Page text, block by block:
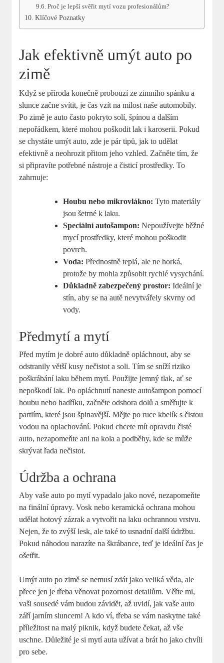
Proč je lepší svěřit mytí vozu profesionálům?
Klíčové Poznatky
Jak efektivně umýt auto po
zimě
Když se příroda konečně probouzí ze zimního spánku a
slunce začne svítit, je čas vzít na milost naše automobily.
Po zimě je auto často pokryto solí, špínou a dalším
nepořádkem, které mohou poškodit lak i karoserii. Pokud
se chystáte umýt auto, zde je pár tipů, jak to udělat
efektivně a neohrozit přitom jeho vzhled. Začněte tím, že
si připravíte potřebné nástroje a čisticí prostředky. To
zahrnuje:
Houbu nebo mikrovlákno: Tyto materiály
jsou šetrné k laku.
Speciální autošampon: Nepoužívejte běžné
mycí prostředky, které mohou poškodit
povrch.
Voda: Přednostně teplá, ale ne horká,
protože by mohla způsobit rychlé vysychání.
Důkladně zabezpečený prostor: Ideální je
stín, aby se na autě nevytvářely skvrny od
vody.
Předmytí a mytí
Před mytím je dobré auto důkladně opláchnout, aby se
odstranily větší kusy nečistot a soli. Tím se sníží riziko
poškrábání laku během mytí. Použijte jemný tlak, ať se
nepoškodí lak. Po opláchnutí naneste autošampon pomocí
houbu nebo hadříku, začněte odshora dolů a směřujte k
partiím, které jsou špinavější. Mějte po ruce kbelík s čistou
vodou na oplachování. Pokud chcete mít opravdu čisté
auto, nezapomeňte ani na kola a podběhy, kde se může
skrývat řada nečistot.
Údržba a ochrana
Aby vaše auto po mytí vypadalo jako nové, nezapomeňte
na finální úpravy. Vosk nebo keramická ochrana mohou
udělat hotový zázrak a vytvořit na laku ochrannou vrstvu.
Nejen, že to zvýší lesk, ale také to usnadní další údržbu.
Pokud náhodou narazíte na škrábance, teď je ideální čas je
ošetřit.
Umýt auto po zimě se nemusí zdát jako veliká věda, ale
přece jen je třeba věnovat pozornost detailům. Věřte mi,
vaši sousedé vám budou závidět, až uvidí, jak vaše auto
září jarním sluncem! A kdo ví, třeba se vám naskytne také
příležitost na malý piknik, když budete čekat, až vše
uschne. Důležité je si mytí auta užívat a brát ho jako chvíli
pro sebe.